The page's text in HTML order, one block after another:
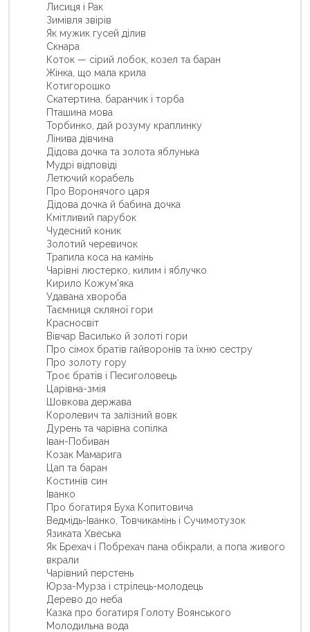
Лисиця i Рак
Зимiвля звiрiв
Як мужик гусей дiлив
Скнара
Коток — сiрий лобок, козел та баран
Жiнка, що мала крила
Котигорошко
Скатертина, баранчик i торба
Пташина мова
Торбинко, дай розуму краплинку
Лiнива дiвчина
Дiдова дочка та золота яблунька
Мудрi вiдповiдi
Летючий корабель
Про Воронячого царя
Дiдова дочка й бабина дочка
Кмiтливий парубок
Чудесний коник
Золотий черевичок
Трапила коса на камiнь
Чарiвнi люстерко, килим i яблучко
Кирило Кожум’яка
Удавана хвороба
Таємниця скляної гори
Красносвiт
Вiвчар Василько й золотi гори
Про сiмох братiв гайворонiв та їхню сестру
Про золоту гору
Троє братiв i Песиголовець
Царiвна-змiя
Шовкова держава
Королевич та залiзний вовк
Дурень та чарiвна сопiлка
Iван-Побиван
Козак Мамарига
Цап та баран
Костинiв син
Iванко
Про богатиря Буха Копитовича
Ведмiдь-Iванко, Товчикамiнь i Сучимотузок
Язиката Хвеська
Як Брехач i Побрехач пана обiкрали, а попа живого
вкрали
Чарiвний перстень
Юрза-Мурза i стрiлець-молодець
Дерево до неба
Казка про богатиря Голоту Воянського
Молодильна вода